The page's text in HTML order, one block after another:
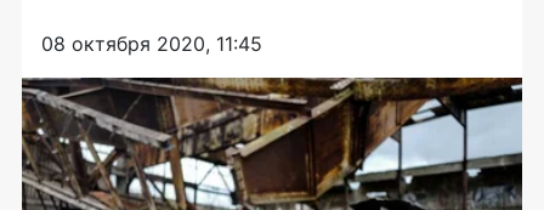
08 октября 2020, 11:45